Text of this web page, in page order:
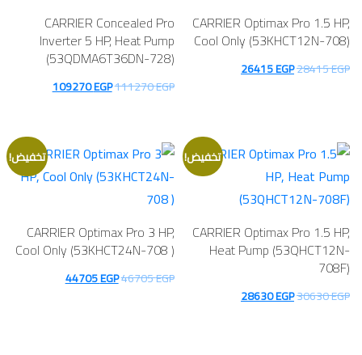
CARRIER Optimax Pro 1.5 HP,
Cool Only (53KHCT12N-708)
28415EGP
السعر26415EGP
26415 EGP.
CARRIER Concealed Pro
Inverter 5 HP, Heat Pump
(53QDMA6T36DN-728)
111270EGP
السعر
111270 EGP.
109270EGP
109270 EGP.
تخفيض!
CARRIER Optimax Pro 1.5 HP,
Heat Pump (53QHCT12N-
708F)
30630EGP
السعر28630EGP
تخفيض!
CARRIER Optimax Pro 3 HP,
Cool Only (53KHCT24N-708 )
46705EGP
السعر44705EGP
السعر